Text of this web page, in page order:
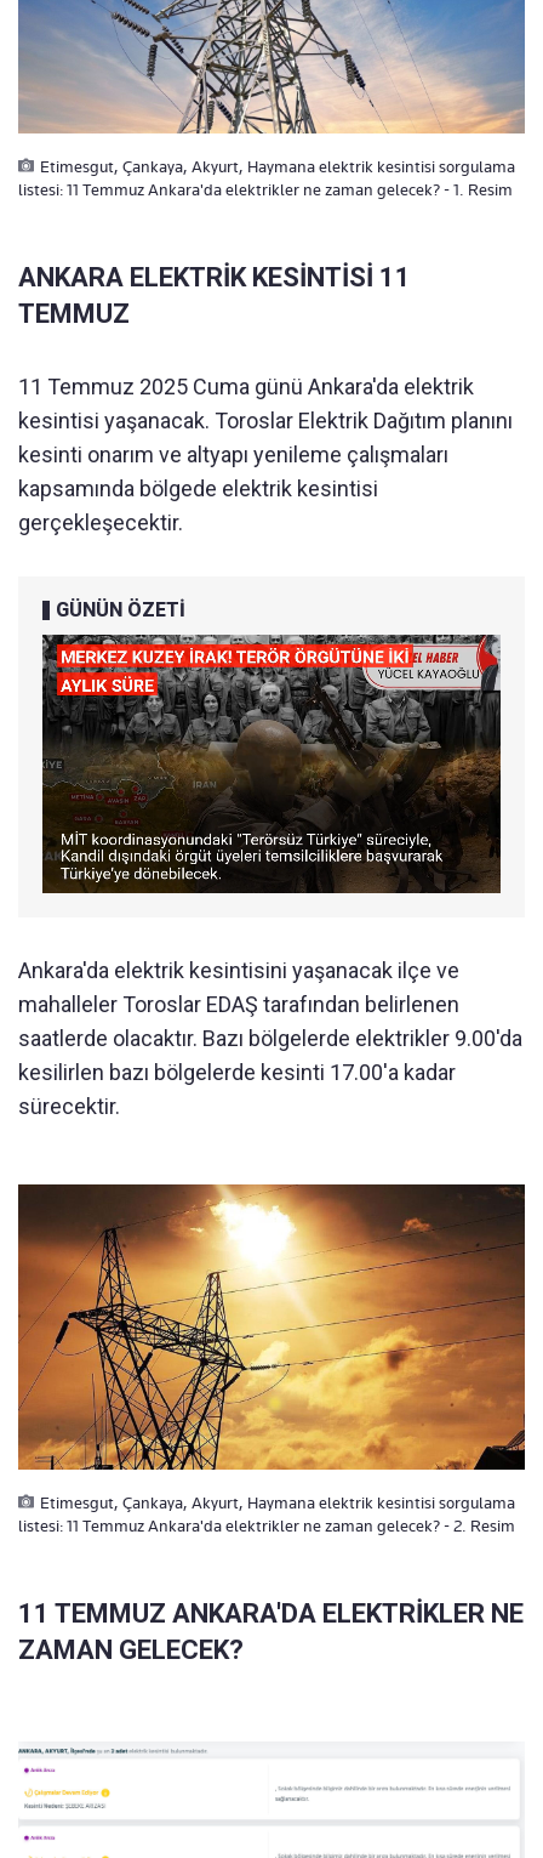
Etimesgut, Çankaya, Akyurt, Haymana elektrik kesintisi sorgulama
listesi: 11 Temmuz Ankara'da elektrikler ne zaman gelecek? - 1. Resim
ANKARA ELEKTRİK KESİNTİSİ 11
TEMMUZ
11 Temmuz 2025 Cuma günü Ankara'da elektrik
kesintisi yaşanacak. Toroslar Elektrik Dağıtım planını
kesinti onarım ve altyapı yenileme çalışmaları
kapsamında bölgede elektrik kesintisi
gerçekleşecektir.
GÜNÜN ÖZETİ
Ankara'da elektrik kesintisini yaşanacak ilçe ve
mahalleler Toroslar EDAŞ tarafından belirlenen
saatlerde olacaktır. Bazı bölgelerde elektrikler 9.00'da
kesilirlen bazı bölgelerde kesinti 17.00'a kadar
sürecektir.
Etimesgut, Çankaya, Akyurt, Haymana elektrik kesintisi sorgulama
listesi: 11 Temmuz Ankara'da elektrikler ne zaman gelecek? - 2. Resim
11 TEMMUZ ANKARA'DA ELEKTRİKLER NE
ZAMAN GELECEK?